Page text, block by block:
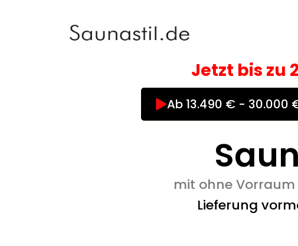
Jetzt bis zu
Ab 13.490 € - 30.000
mit ohne
Lieferung